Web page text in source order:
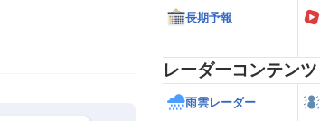
長期予報
レーダーコンテンツ
雨雲レーダー